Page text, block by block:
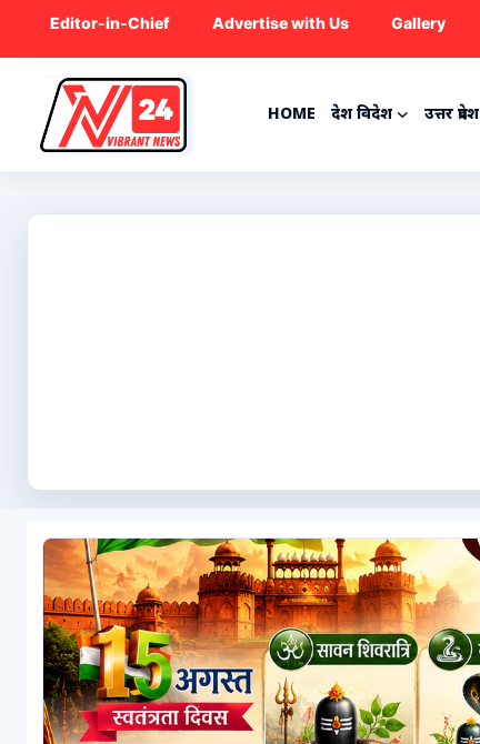
Editor-in-Chief Advertise with Us Gallery
HOME देश विदेश उत्तर प्रदेश
Home
लाइफस्टाइल
वायरल
स्पेशल
साहित्य